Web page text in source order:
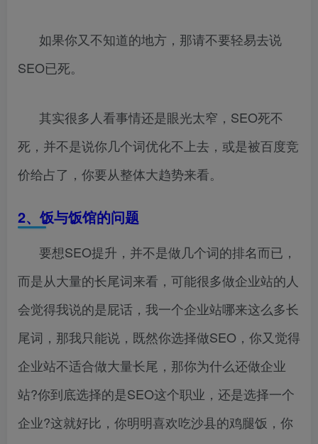
如果你又不知道的地方，那请不要轻易去说
SEO已死。
其实很多人看事情还是眼光太窄，SEO死不
死，并不是说你几个词优化不上去，或是被百度竞
价给占了，你要从整体大趋势来看。
2、饭与饭馆的问题
要想SEO提升，并不是做几个词的排名而已，
而是从大量的长尾词来看，可能很多做企业站的人
会觉得我说的是屁话，我一个企业站哪来这么多长
尾词，那我只能说，既然你选择做SEO，你又觉得
企业站不适合做大量长尾，那你为什么还做企业
站?你到底选择的是SEO这个职业，还是选择一个
企业?这就好比，你明明喜欢吃沙县的鸡腿饭，你